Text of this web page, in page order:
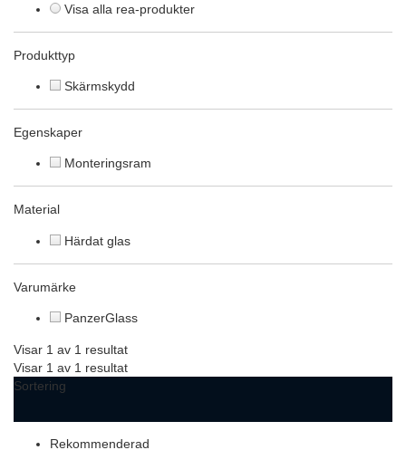
Visa alla rea-produkter
Produkttyp
Skärmskydd
Egenskaper
Monteringsram
Material
Härdat glas
Varumärke
PanzerGlass
Visar 1 av 1 resultat
Visar 1 av 1 resultat
Sortering
Rekommenderad